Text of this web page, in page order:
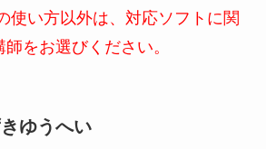
使い方以外は、対応ソフトに関
をお選びください。
ゆうへい